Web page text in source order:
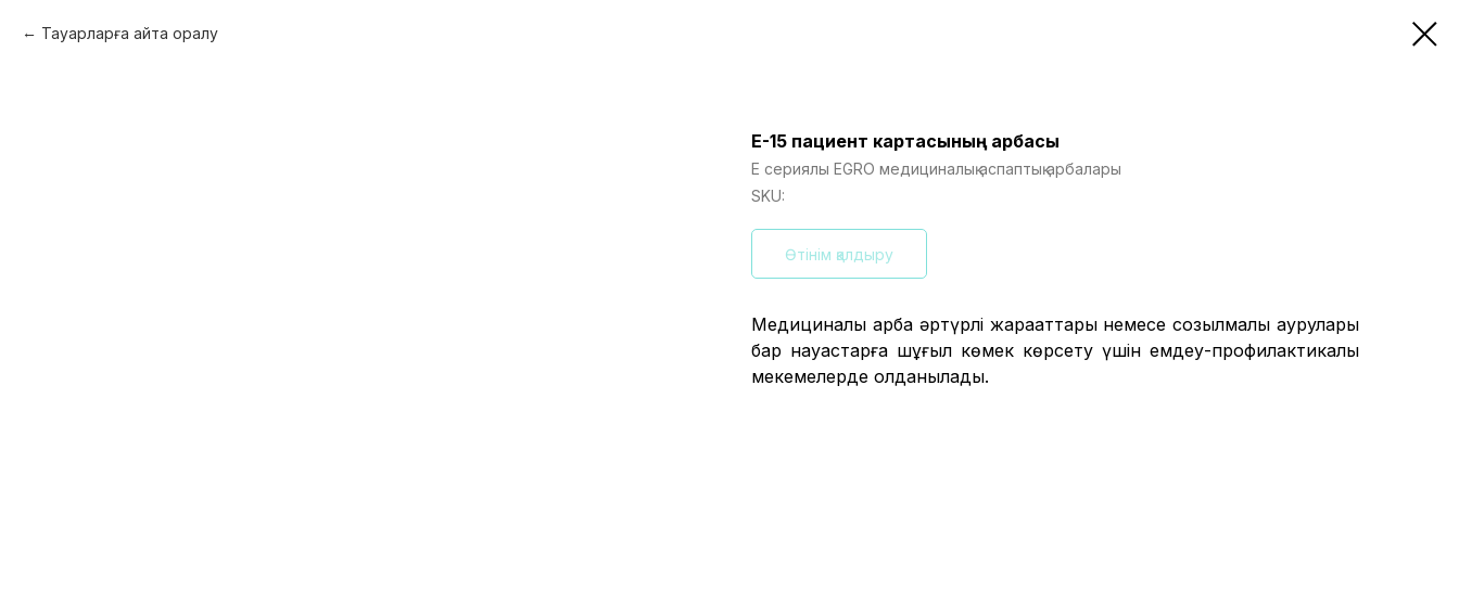
Тауарларға қайта оралу
E-15 пациент картасының арбасы
Е сериялы EGRO медициналық аспаптық арбалары
SKU:
Өтінім қалдыру
Медициналық арба әртүрлі жарақаттары немесе созылмалы аурулары
бар науқастарға шұғыл көмек көрсету үшін емдеу-профилактикалық
мекемелерде қолданылады.